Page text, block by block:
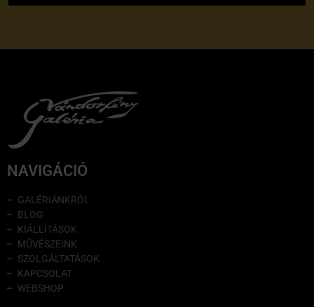
NAVIGÁCIÓ
GALÉRIÁNKRÓL
BLOG
KIÁLLÍTÁSOK
MŰVÉSZEINK
SZOLGÁLTATÁSOK
KAPCSOLAT
WEBSHOP